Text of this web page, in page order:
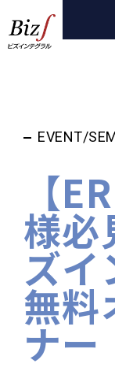
EVENT/
【
様
ズ
無料
ナー